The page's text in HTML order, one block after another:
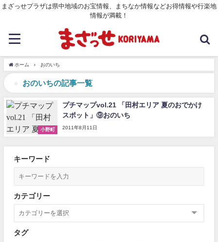
まざっせプラザは県中地域のお宝情報、まちなか情報などお得情報や行楽地
情報が満載！
ホーム おのいち
おのいちの記事一覧
小野町
プチマップvol.21 「田村エリア 夏のおでかけ
スポット」⑨おのいち
2011年8月11日
キーワード
カテゴリー
タグ